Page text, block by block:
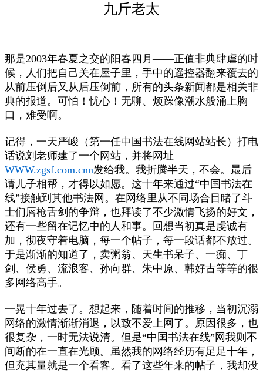
九斤老太
那是2003年春夏之交的阳春四月——正值非典肆虐的时
候，人们把自己关在屋子里，手中的遥控器翻来覆去的
从前压倒后又从后压倒前，所有的头条新闻都是相关非
典的报道。可怕！忧心！无聊、烦躁像潮水般涌上胸
口，难受啊。
记得，一天严峻（第一任中国书法在线网站站长）打电
话说刘老师建了一个网站，并将网址
WWW.zgsf.com.cnn发给我。我折腾半天，不会。最后
请儿子相帮，才得以如愿。这十年来通过“中国书法在
线”接触到其他书法网。在网络里从不同场合目睹了斗
士们唇枪舌剑的争辩，也拜读了不少激情飞扬的好文，
还有一些留在记忆中的人和事。回想当初真是虔诚有
加，彻夜守着电脑，每一个帖子，每一段话都不放过。
于是渐渐的知道了，卖粥翁、天生书呆子、一痴、丁
剑、侯勇、流浪客、孙向群、朱中原、韩好古等等的很
多网络高手。
一晃十年过去了。想起来，随着时间的推移，当初沉溺
网络的激情渐渐消退，以致不爱上网了。原因很多，也
很复杂，一时无法说清。但是“中国书法在线”网我则不
间断的在一直在光顾。虽然我的网络经历有足足十年，
但充其量就是一个看客。看了这些年来的帖子，我却没